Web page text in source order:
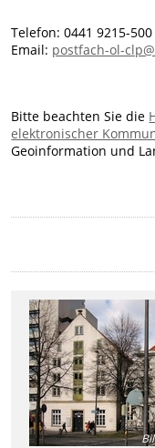
Telefon: 0441 9215-500
Email: postfach-ol-
Bitte beachten Sie die
elektronischer
Geoinformation und